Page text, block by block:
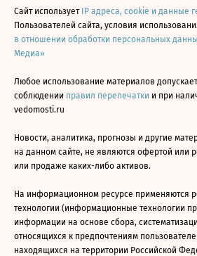
Сайт использует IP адреса, cookie и данные
Пользователей сайта, условия
в отношении обработки персональных
Медиа»
Любое использование материалов
соблюдении правил перепечатки и при
vedomosti.ru
Новости, аналитика, прогнозы и другие
на данном сайте, не являются офертой или
или продаже каких-либо активов.
На информационном ресурсе применяются
технологии (информационные технологии
информации на основе сбора,
относящихся к предпочтениям
находящихся на территории Российской